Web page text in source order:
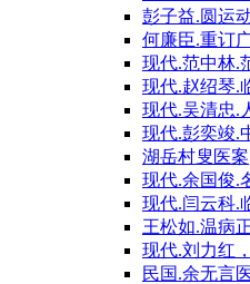
彭子益.圆运
何廉臣.重订
现代.范中林.
现代.赵绍琴.
现代.吴清忠.
现代.彭奕竣.
湖岳村叟医案
现代.余国俊.
现代.闫云科.
王松如.温病
现代.刘力红
民国.余无言